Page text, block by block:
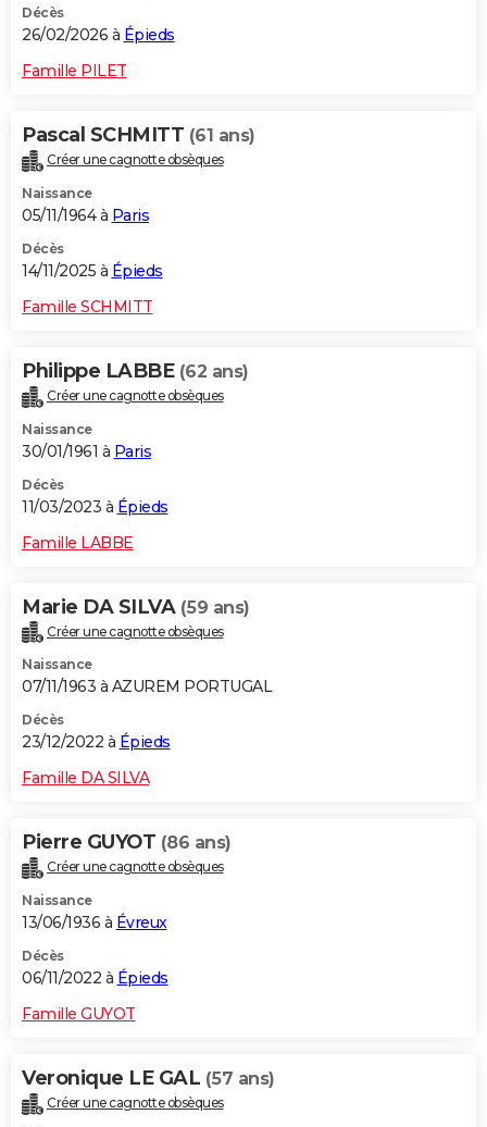
S'inscrire
Se connecter
Lycées
Collèges
Primaires
Universités
Entreprises
Service militaire
Avis de recherche
AVIS DE DÉCÈS
FORUM
Bricolage
Décès
26/02/2026 à Épieds
Famille PILET
Pascal SCHMITT (61 ans)
Créer une cagnotte obsèques
Naissance
05/11/1964 à Paris
Décès
14/11/2025 à Épieds
Famille SCHMITT
Philippe LABBE (62 ans)
Créer une cagnotte obsèques
Naissance
30/01/1961 à Paris
Décès
11/03/2023 à Épieds
Famille LABBE
Marie DA SILVA (59 ans)
Créer une cagnotte obsèques
Naissance
07/11/1963 à AZUREM PORTUGAL
Décès
23/12/2022 à Épieds
Famille DA SILVA
Pierre GUYOT (86 ans)
Créer une cagnotte obsèques
Naissance
13/06/1936 à Évreux
Décès
06/11/2022 à Épieds
Famille GUYOT
Veronique LE GAL (57 ans)
Créer une cagnotte obsèques